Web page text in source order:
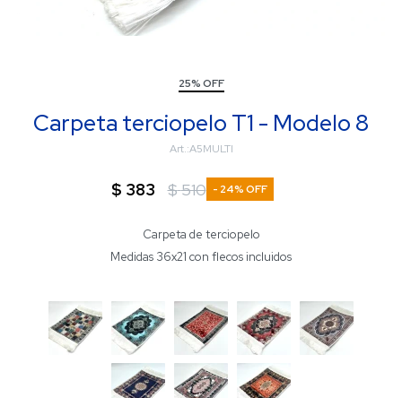
25% OFF
Carpeta terciopelo T1 - Modelo 8
A5MULTI
$ 383 $510 24
Carpeta de terciopelo
Medidas 36x21 con flecos incluidos